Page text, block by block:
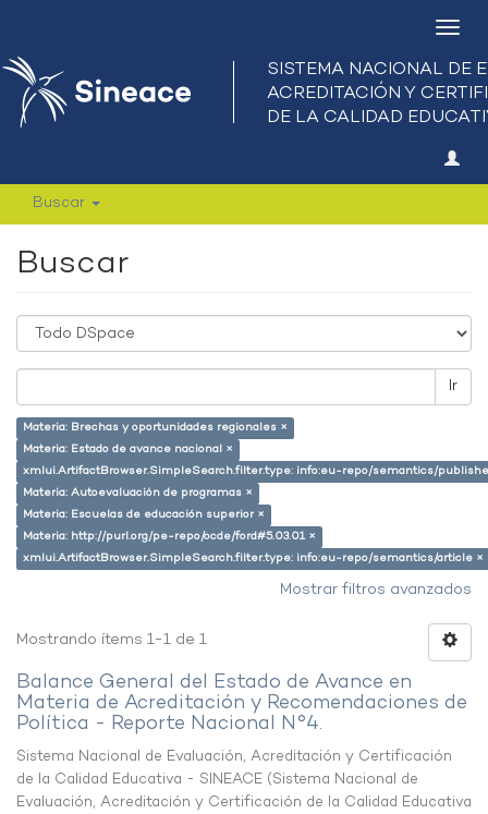
Buscar
Buscar
Ir
Materia: Brechas y oportunidades regionales ×
Materia: Estado de avance nacional ×
xmlui.ArtifactBrowser.SimpleSearch.filter.type: info:eu-repo/semantics/
Materia: Autoevaluación de programas ×
Materia: Escuelas de educación superior ×
Materia: http://purl.org/pe-repo/ocde/ford#5.03.01 ×
xmlui.ArtifactBrowser.SimpleSearch.filter.type: info:eu-repo/semantics/article ×
Mostrar filtros avanzados
Mostrando ítems 1-1 de 1
Balance General del Estado de Avance en
Materia de Acreditación y Recomendaciones de
Política - Reporte Nacional N°4.
Sistema Nacional de Evaluación, Acreditación y Certificación
de la Calidad Educativa - SINEACE (Sistema Nacional de
Evaluación, Acreditación y Certificación de la Calidad Educativa